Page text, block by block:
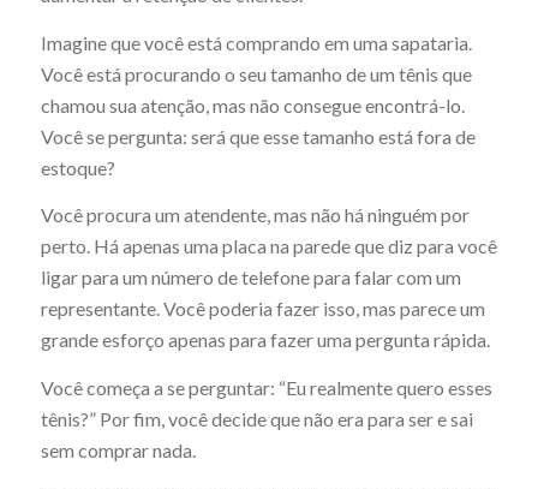
Imagine que você está comprando em uma sapataria.
Você está procurando o seu tamanho de um tênis que
chamou sua atenção, mas não consegue encontrá-lo.
Você se pergunta: será que esse tamanho está fora de
estoque?
Você procura um atendente, mas não há ninguém por
perto. Há apenas uma placa na parede que diz para você
ligar para um número de telefone para falar com um
representante. Você poderia fazer isso, mas parece um
grande esforço apenas para fazer uma pergunta rápida.
Você começa a se perguntar: “Eu realmente quero esses
tênis?” Por fim, você decide que não era para ser e sai
sem comprar nada.